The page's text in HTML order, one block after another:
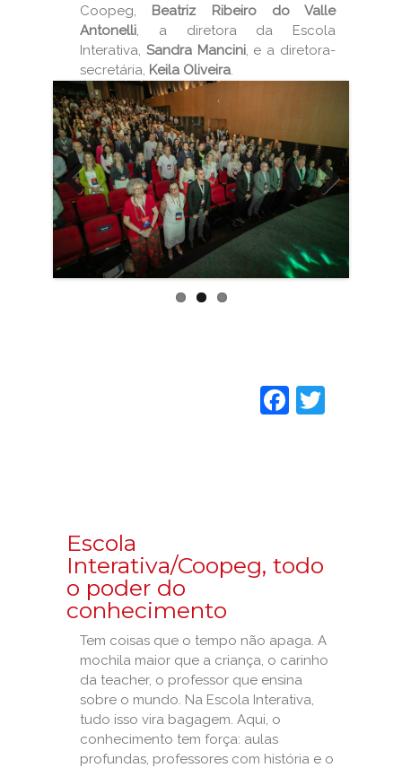
Coopeg, Beatriz Ribeiro do Valle
Antonelli, a diretora da Escola
Interativa, Sandra Mancini, e a diretora-
secretária, Keila Oliveira.
Previous
Escola
Interativa/Coopeg, todo
o poder do
conhecimento
Tem coisas que o tempo não apaga. A
mochila maior que a criança, o carinho
da teacher, o professor que ensina
sobre o mundo. Na Escola Interativa,
tudo isso vira bagagem. Aqui, o
conhecimento tem força: aulas
profundas, professores com história e o